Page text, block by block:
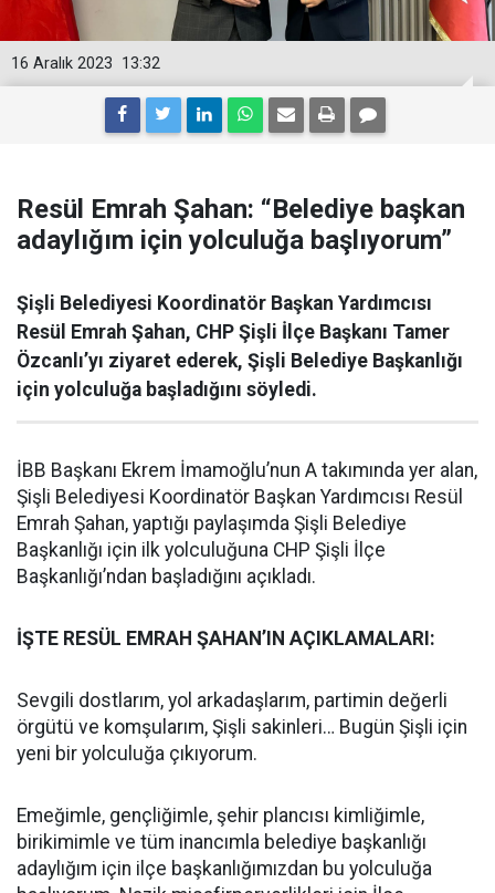
13:32
16 Aralık 2023
Resül Emrah Şahan: “Belediye başkan
adaylığım için yolculuğa başlıyorum”
Şişli Belediyesi Koordinatör Başkan Yardımcısı
Resül Emrah Şahan, CHP Şişli İlçe Başkanı Tamer
Özcanlı’yı ziyaret ederek, Şişli Belediye Başkanlığı
için yolculuğa başladığını söyledi.
İBB Başkanı Ekrem İmamoğlu’nun A takımında yer alan,
Şişli Belediyesi Koordinatör Başkan Yardımcısı Resül
Emrah Şahan, yaptığı paylaşımda Şişli Belediye
Başkanlığı için ilk yolculuğuna CHP Şişli İlçe
Başkanlığı’ndan başladığını açıkladı.
İŞTE RESÜL EMRAH ŞAHAN’IN AÇIKLAMALARI:
Sevgili dostlarım, yol arkadaşlarım, partimin değerli
örgütü ve komşularım, Şişli sakinleri… Bugün Şişli için
yeni bir yolculuğa çıkıyorum.
Emeğimle, gençliğimle, şehir plancısı kimliğimle,
birikimimle ve tüm inancımla belediye başkanlığı
adaylığım için ilçe başkanlığımızdan bu yolculuğa